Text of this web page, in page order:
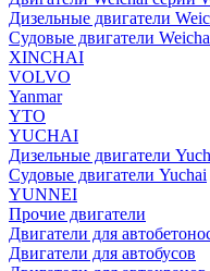
Дизельные двигатели
Судовые двигатели
XINCHAI
VOLVO
Yanmar
YTO
YUCHAI
Дизельные двигатели
Судовые двигатели Yuchai
YUNNEI
Прочие двигатели
Двигатели для
Двигатели для автобусов